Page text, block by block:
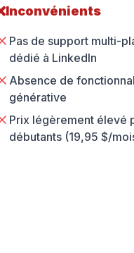
Inconvénients
Pas de support multi-
dédié à LinkedIn
Absence de
générative
Prix légèrement élevé
débutants (19,95 $/